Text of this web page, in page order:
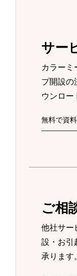
サー
カラーミ
プ開設の
ウンロー
無料で資
ご相
他社サー
設・お引
承ります